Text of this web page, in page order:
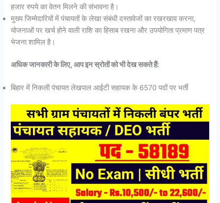
हजार रुपये का वेतन मिलने की संभावना है।
मुख्य जिम्मेदारियों में पंचायतों के लेखा संबंधी दस्तावेजों का रखरखाव करना,
योजनाओं पर खर्च होने वाली राशि का हिसाब रखना और उपयोगिता प्रमाण पत्र
भेजना शामिल है।
अधिक जानकारी के लिए, आप इन स्रोतों को भी देख सकते हैं:
बिहार में निकली पंचायत लेखपाल आईटी सहायक के 6570 पदों पर भर्ती